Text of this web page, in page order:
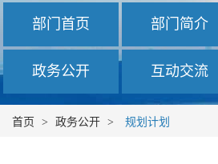
部门首页 部门简介
政务公开 互动交流
首页 > 政务公开 > 规划计划